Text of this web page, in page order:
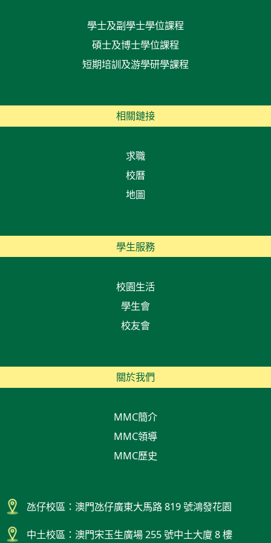
學士及副學士學位課程
碩士及博士學位課程
短期培訓及游學研學課程
相關鏈接
求職
校曆
地圖
學生服務
校園生活
學生會
校友會
關於我們
MMC簡介
MMC領導
MMC歷史
氹仔校區：澳門氹仔廣東大馬路 819 號鴻發花園
中土校區：澳門宋玉生廣場 255 號中土大廈 8 樓